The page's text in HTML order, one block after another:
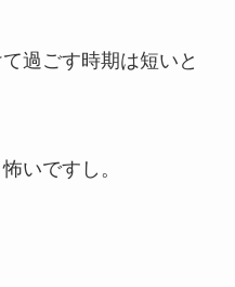
過ごす時期は短いと
いですし。